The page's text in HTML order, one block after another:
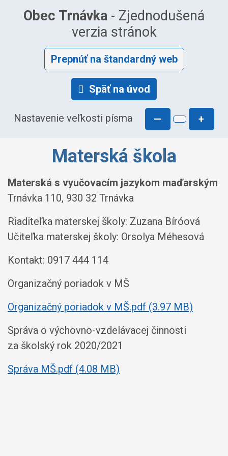
Obec Trnávka - Zjednodušená
verzia stránok
Prepnúť na štandardný web
Späť na úvod
Nastavenie veľkosti písma — +
Materská škola
Materská s vyučovacím jazykom maďarským
Trnávka 110, 930 32 Trnávka
Riaditeľka materskej školy: Zuzana Bíróová
Učiteľka materskej školy: Orsolya Méhesová
Kontakt: 0917 444 114
Organizačný poriadok v MŠ
Organizačný poriadok v MŠ.pdf (3.97 MB)
Správa o výchovno-vzdelávacej činnosti
za školský rok 2020/2021
Správa MŠ.pdf (4.08 MB)